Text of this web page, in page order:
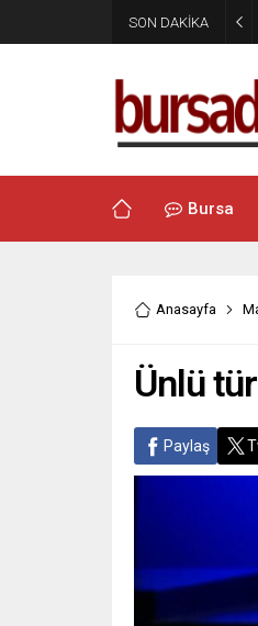
SON DAKİKA
Bursa
Anasayfa
Ünlü
Paylaş